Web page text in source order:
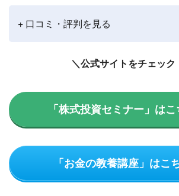
+ 口コミ・評判を見る
＼公式サイトをチェック
「株式投資セミナー」はこ
「お金の教養講座」はこ